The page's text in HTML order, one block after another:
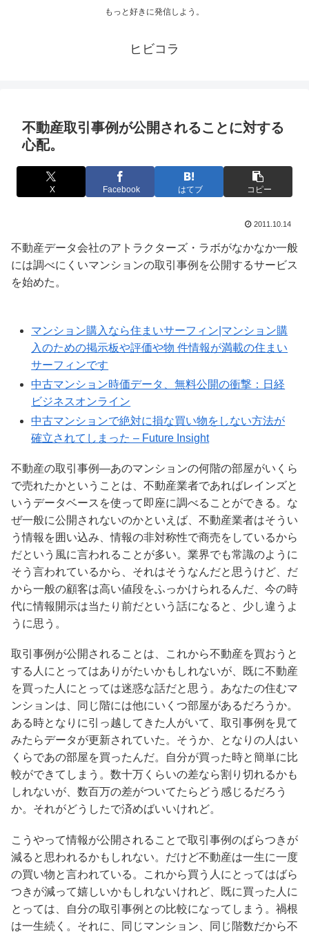
もっと好きに発信しよう。
ヒビコラ
不動産取引事例が公開されることに対する
心配。
X Facebook はてブ コピー
2011.10.14
不動産データ会社のアトラクターズ・ラボがなかなか一般
には調べにくいマンションの取引事例を公開するサービス
を始めた。
マンション購入なら住まいサーフィン|マンション購
入のための掲示板や評価や物 件情報が満載の住まい
サーフィンです
中古マンション時価データ、無料公開の衝撃：日経
ビジネスオンライン
中古マンションで絶対に損な買い物をしない方法が
確立されてしまった – Future Insight
不動産の取引事例―あのマンションの何階の部屋がいくら
で売れたかということは、不動産業者であればレインズと
いうデータベースを使って即座に調べることができる。な
ぜ一般に公開されないのかといえば、不動産業者はそうい
う情報を囲い込み、情報の非対称性で商売をしているから
だという風に言われることが多い。業界でも常識のように
そう言われているから、それはそうなんだと思うけど、だ
から一般の顧客は高い値段をふっかけられるんだ、今の時
代に情報開示は当たり前だという話になると、少し違うよ
うに思う。
取引事例が公開されることは、これから不動産を買おうと
する人にとってはありがたいかもしれないが、既に不動産
を買った人にとっては迷惑な話だと思う。あなたの住むマ
ンションは、同じ階には他にいくつ部屋があるだろうか。
ある時となりに引っ越してきた人がいて、取引事例を見て
みたらデータが更新されていた。そうか、となりの人はい
くらであの部屋を買ったんだ。自分が買った時と簡単に比
較ができてしまう。数十万くらいの差なら割り切れるかも
しれないが、数百万の差がついてたらどう感じるだろう
か。それがどうしたで済めばいいけれど。
こうやって情報が公開されることで取引事例のばらつきが
減ると思われるかもしれない。だけど不動産は一生に一度
の買い物と言われている。これから買う人にとってはばら
つきが減って嬉しいかもしれないけれど、既に買った人に
とっては、自分の取引事例との比較になってしまう。禍根
は一生続く。それに、同じマンション、同じ階数だから不